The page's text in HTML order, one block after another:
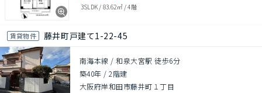
3SLDK / 83.62㎡/4階
賃貸物件 藤井町戸建て1-22-45
南海本線 / 和泉大宮駅 徒歩6分
築40年 /2階建
大阪府岸和田市藤井町１丁目